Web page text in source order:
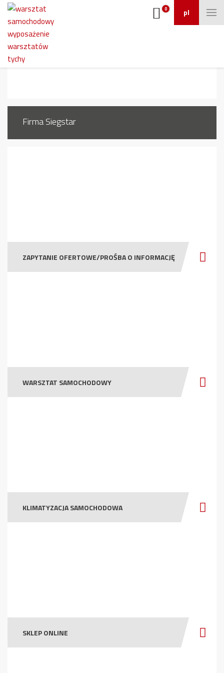
pl
0
1437_3
Firma Siegstar
ZAPYTANIE OFERTOWE/PROŚBA O INFORMACJĘ
WARSZTAT SAMOCHODOWY
KLIMATYZACJA SAMOCHODOWA
SKLEP ONLINE